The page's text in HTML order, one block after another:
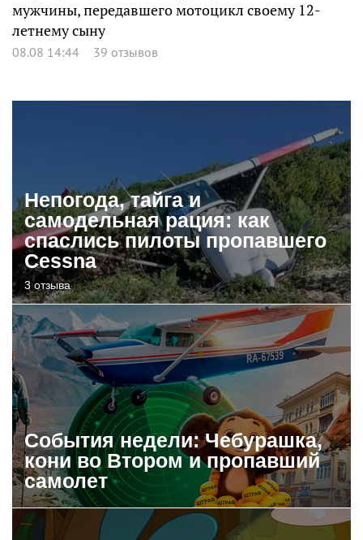
мужчины, передавшего мотоцикл своему 12-
летнему сыну
08.08 14:44 39 отзывов
Непогода, тайга и
самодельная рация: как
спаслись пилоты пропавшего
Cessna
3 отзыва
События недели: Чебурашка,
кони во Втором и пропавший
самолет